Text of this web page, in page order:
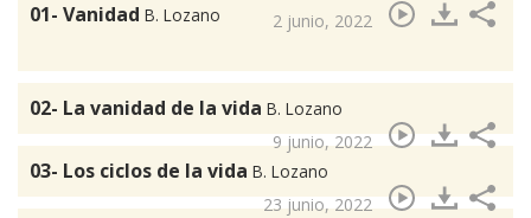
01- Vanidad B. Lozano 2 junio, 2022
02- La vanidad de la vida B. Lozano
9 junio, 2022
03- Los ciclos de la vida B. Lozano
23 junio, 2022